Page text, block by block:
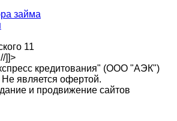
займа
11
//]]>
кредитования" (ООО "АЭК")
является офертой.
и продвижение сайтов